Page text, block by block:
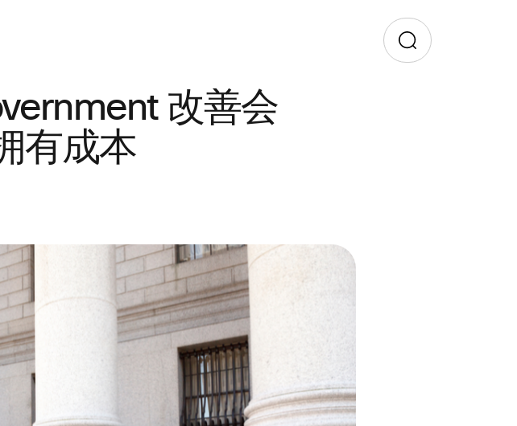
改善会
有成本